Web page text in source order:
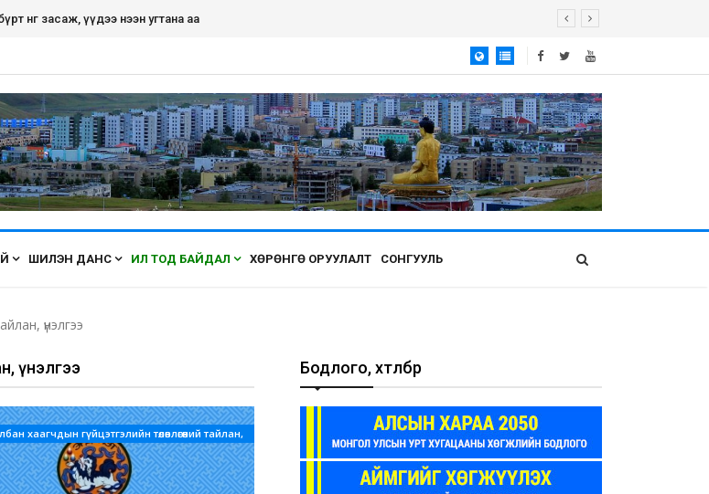
өнгөө засаж, үүдээ нээн угтана аа
ШИЛЭН ДАНС ИЛ ТОД БАЙДАЛ ХӨРӨНГӨ ОРУУЛАЛТ СОНГУУЛЬ
үнэлгээ
үнэлгээ
хаагчдын гүйцэтгэлийн төлөвлөгөөний тайлан,
Бодлого, хөтөлбөр